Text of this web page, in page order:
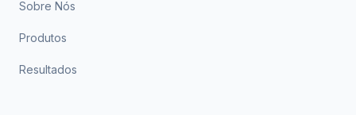
Sobre Nós
Produtos
Resultados